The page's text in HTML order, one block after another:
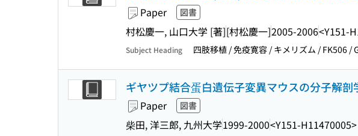
Paper 図書
村松慶一, 山口大学 [著][村松慶一]2005-2006<Y151-
Subject Heading 四肢移植 / 免疫寛容 / キメリズム / FK506 /
ギヤツプ結合蛋白遺伝子変異マウスの分子解剖
Paper 図書
柴田, 洋三郎, 九州大学1999-2000<Y151-H11470005>